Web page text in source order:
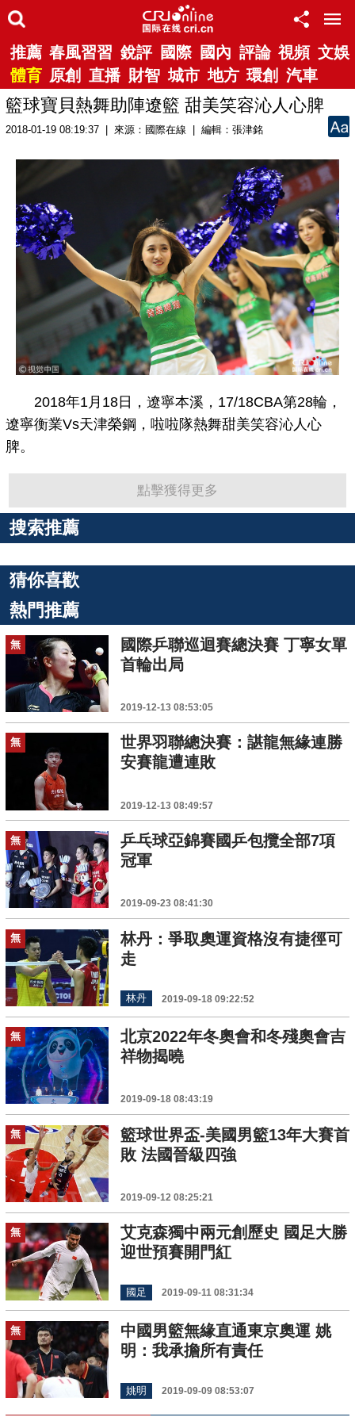
推薦 春風習習 銳評 國際 國內 評論 視頻 文娛
體育 原創 直播 財智 城市 地方 環創 汽車
籃球寶貝熱舞助陣遼籃 甜美笑容沁人心脾
2018-01-19 08:19:37 | 來源：國際在線 | 編輯：張津銘
2018年1月18日，遼寧本溪，17/18CBA第28輪，
遼寧衡業Vs天津榮鋼，啦啦隊熱舞甜美笑容沁人心
脾。
點擊獲得更多
搜索推薦
猜你喜歡
熱門推薦
無
國際乒聯巡迴賽總決賽 丁寧女單
首輪出局
2019-12-13 08:53:05
無
世界羽聯總決賽：諶龍無緣連勝
安賽龍遭連敗
2019-12-13 08:49:57
無
乒乓球亞錦賽國乒包攬全部7項
冠軍
2019-09-23 08:41:30
無
林丹：爭取奧運資格沒有捷徑可
走
林丹 2019-09-18 09:22:52
無
北京2022年冬奧會和冬殘奧會吉
祥物揭曉
2019-09-18 08:43:19
無
籃球世界盃-美國男籃13年大賽首
敗 法國晉級四強
2019-09-12 08:25:21
無
艾克森獨中兩元創歷史 國足大勝
迎世預賽開門紅
國足 2019-09-11 08:31:34
無
中國男籃無緣直通東京奧運 姚
明：我承擔所有責任
姚明 2019-09-09 08:53:07